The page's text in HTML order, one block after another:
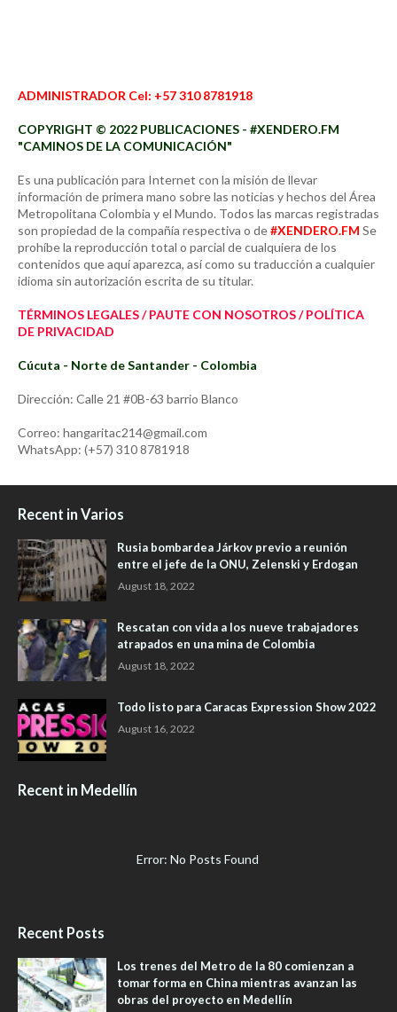
ADMINISTRADOR Cel: +57 310 8781918
COPYRIGHT © 2022 PUBLICACIONES - #XENDERO.FM
"CAMINOS DE LA COMUNICACIÓN"
Es una publicación para Internet con la misión de llevar
información de primera mano sobre las noticias y hechos del Área
Metropolitana Colombia y el Mundo. Todos las marcas registradas
son propiedad de la compañía respectiva o de#XENDERO.FM Se
prohíbe la reproducción total o parcial de cualquiera de los
contenidos que aquí aparezca, así como su traducción a cualquier
idioma sin autorización escrita de su titular.
TÉRMINOS LEGALES / PAUTE CON NOSOTROS / POLÍTICA
DE PRIVACIDAD
Cúcuta - Norte de Santander - Colombia
Dirección: Calle 21 #0B-63 barrio Blanco
Correo: hangaritac214@gmail.com
WhatsApp: (+57) 310 8781918
Recent in Varios
Rusia bombardea Járkov previo a reunión
entre el jefe de la ONU, Zelenski y Erdogan
August 18, 2022
Rescatan con vida a los nueve trabajadores
atrapados en una mina de Colombia
August 18, 2022
Todo listo para Caracas Expression Show 2022
August 16, 2022
Recent in Medellín
Error: No Posts Found
Recent Posts
Los trenes del Metro de la 80 comienzan a
tomar forma en China mientras avanzan las
obras del proyecto en Medellín